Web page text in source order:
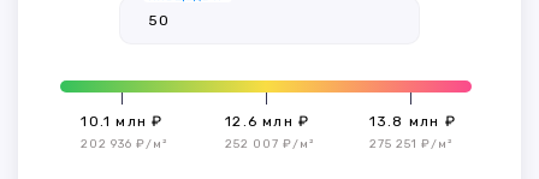
10.1 млн ₽
202 936 ₽/м²
12.6 млн ₽
252 007 ₽/м²
13.8 млн ₽
275 251 ₽/м²